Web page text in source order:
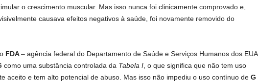
o crescimento muscular. Mas isso nunca foi clinicamente comprovado e,
causava efeitos negativos à saúde, foi novamente removido do
FDA– agência federal do Departamento de Saúde e Serviços Humanos dos EUA
como uma substância controlada da Tabela I, o que significa que não tem uso
aceito e tem alto potencial de abuso. Mas isso não impediu o uso contínuo de G